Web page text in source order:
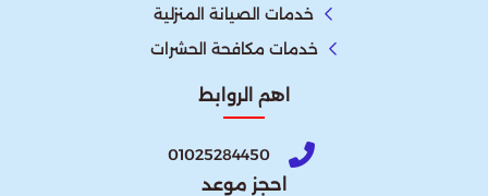
خدمات الصيانة المنزلية
خدمات مكافحة الحشرات
اهم الروابط
01025284450
احجز موعد